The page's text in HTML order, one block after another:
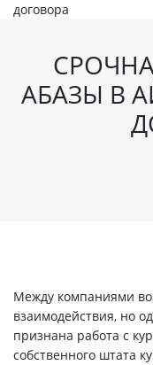
договора
АБАЗЫ В
Между компаниями
взаимодействия, но
признана работа с
собственного штата